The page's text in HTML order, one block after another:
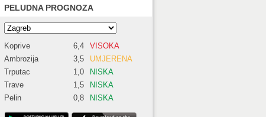
PELUDNA PROGNOZA
Koprive 6,4
VISOKA
Ambrozija
3,5
UMJERENA
Trputac
1,0
NISKA
Trave
1,5
NISKA
Pelin
0,8 NISKA